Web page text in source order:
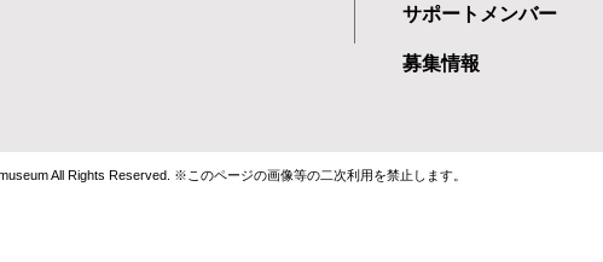
サポートメンバー
募集情報
All Rights Reserved. ※このページの画像等の二次利用を禁止します。